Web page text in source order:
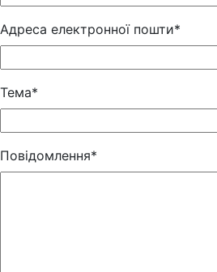
Адреса електронної пошти*
Тема*
Повідомлення*